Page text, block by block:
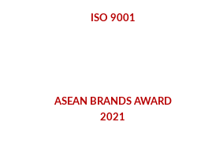
ISO 9001
ASEAN BRANDS AWARD
2021